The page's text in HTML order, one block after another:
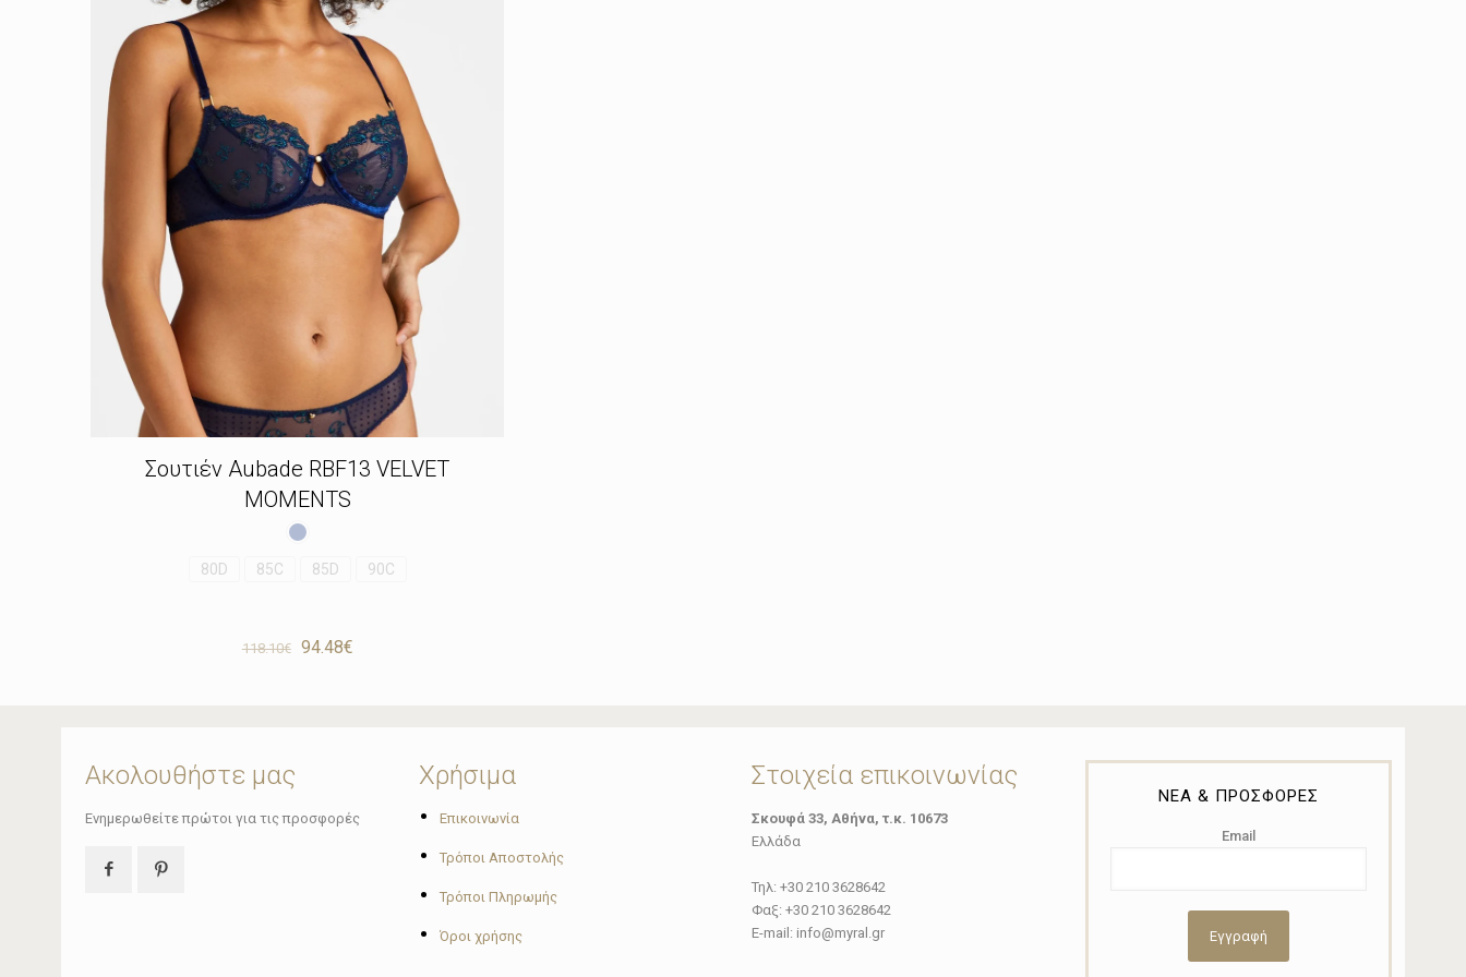
Σουτιέν Aubade RBF13 VELVET
MOMENTS
80D 85C 85D 90C
118.10€
Original
94.48€Η
Ακολουθήστε μας
Ενημερωθείτε πρώτοι για τις προσφορές
Χρήσιμα
• Επικοινωνία
• Τρόποι Αποστολής
• Τρόποι Πληρωμής
• Όροι χρήσης
Στοιχεία επικοινωνίας
Σκουφά 33, Αθήνα, τ.κ. 10673
Ελλάδα
Τηλ: +30 210 3628642
Φαξ: +30 210 3628642
E-mail: info@myral.gr
ΝΕΑ & ΠΡΟΣΦΟΡΕΣ
Email